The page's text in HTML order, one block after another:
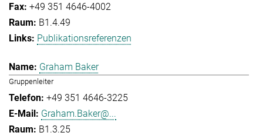
+49 351 4646-4002
B1.4.49
Publikationsreferenzen
Graham Baker
Gruppenleiter
+49 351 4646-3225
Graham.Baker@...
B1.3.25